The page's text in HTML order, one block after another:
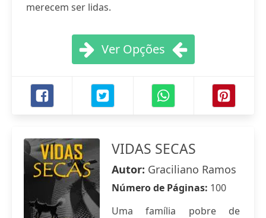
merecem ser lidas.
Ver Opções
VIDAS SECAS
Autor: Graciliano Ramos
Número de Páginas: 100
Uma família pobre de